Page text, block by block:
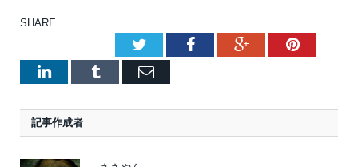
SHARE.
TwitterFacebookGoogle+
LinkedInTumblr Email
記事作成者